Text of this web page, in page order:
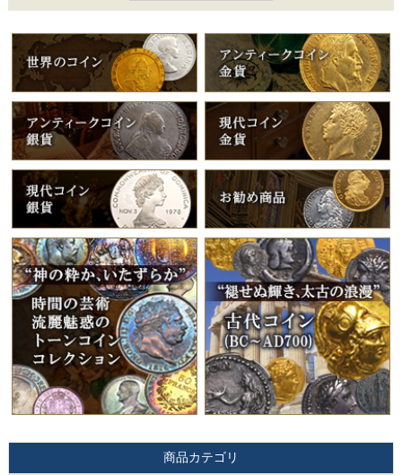
商品カテゴリ